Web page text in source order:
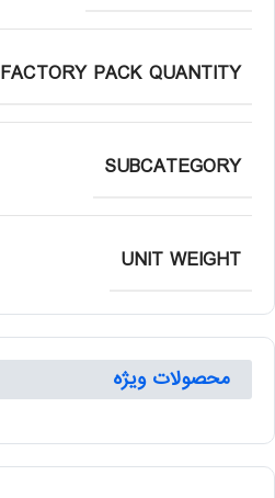
FACTORY PACK QUANTITY
SUBCATEGORY
UNIT WEIGHT
محصولات ویژه